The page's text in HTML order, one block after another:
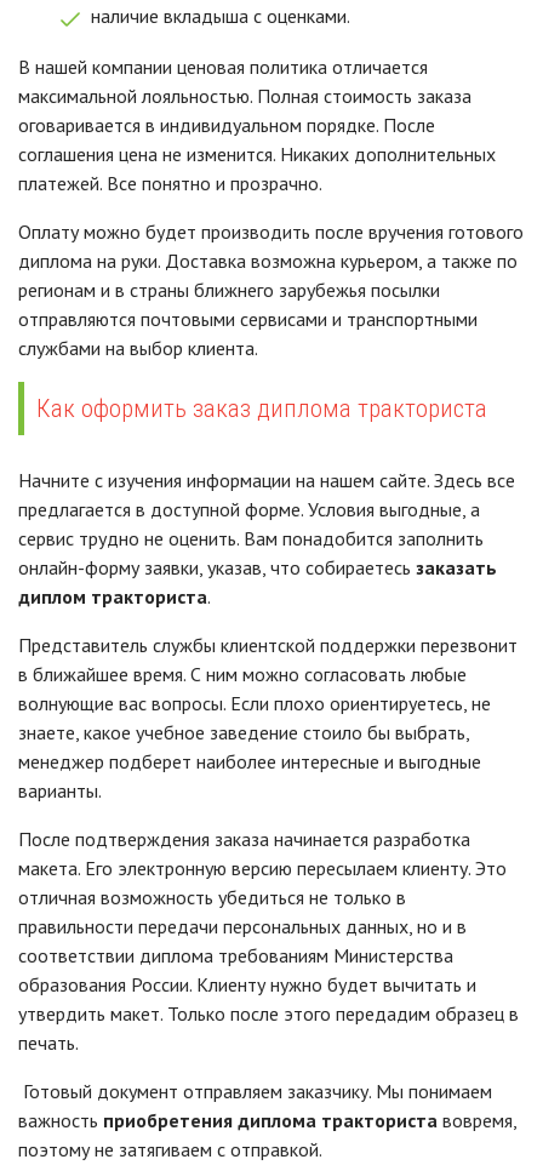
наличие вкладыша с оценками.
В нашей компании ценовая политика отличается
максимальной лояльностью. Полная стоимость заказа
оговаривается в индивидуальном порядке. После
соглашения цена не изменится. Никаких дополнительных
платежей. Все понятно и прозрачно.
Оплату можно будет производить после вручения готового
диплома на руки. Доставка возможна курьером, а также по
регионам и в страны ближнего зарубежья посылки
отправляются почтовыми сервисами и транспортными
службами на выбор клиента.
Как оформить заказ диплома тракториста
Начните с изучения информации на нашем сайте. Здесь все
предлагается в доступной форме. Условия выгодные, а
сервис трудно не оценить. Вам понадобится заполнить
онлайн-форму заявки, указав, что собираетесь заказать
диплом тракториста.
Представитель службы клиентской поддержки перезвонит
в ближайшее время. С ним можно согласовать любые
волнующие вас вопросы. Если плохо ориентируетесь, не
знаете, какое учебное заведение стоило бы выбрать,
менеджер подберет наиболее интересные и выгодные
варианты.
После подтверждения заказа начинается разработка
макета. Его электронную версию пересылаем клиенту. Это
отличная возможность убедиться не только в
правильности передачи персональных данных, но и в
соответствии диплома требованиям Министерства
образования России. Клиенту нужно будет вычитать и
утвердить макет. Только после этого передадим образец в
печать.
Готовый документ отправляем заказчику. Мы понимаем
важность приобретения диплома тракториста вовремя,
поэтому не затягиваем с отправкой.